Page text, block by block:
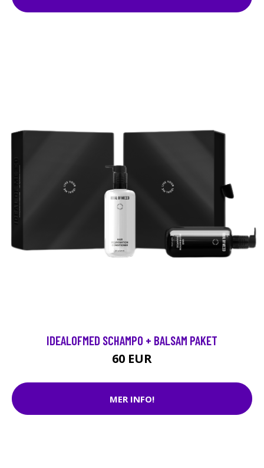
IDEALOFMED SCHAMPO + BALSAM PAKET
60 EUR
MER INFO!